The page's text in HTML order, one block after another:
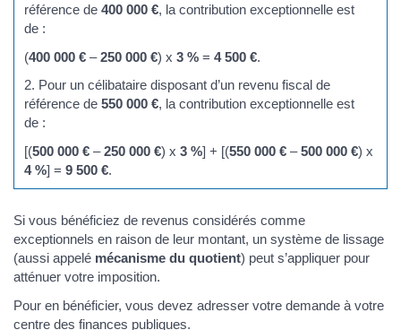
référence de400 000 €, la contribution exceptionnelle est
de :
(400 000 € –250 000 €) x3 % =4 500 €.
2. Pour un célibataire disposant d’un revenu fiscal de
référence de550 000 €, la contribution exceptionnelle est
de :
[(500 000 € –250 000 €) x3 %] + [(550 000 € –500 000 €) x
4 %] =9 500 €.
Si vous bénéficiez de revenus considérés comme
exceptionnels en raison de leur montant, un système de lissage
(aussi appelé mécanisme du quotient) peut s’appliquer pour
atténuer votre imposition.
Pour en bénéficier, vous devez adresser votre demande à votre
centre des finances publiques.